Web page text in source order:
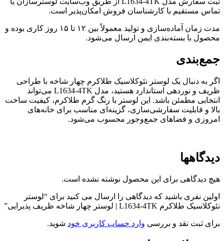
تماس مستقیم با کارشناسان فروش امکان‌پذیر است.
مدت زمان آماده‌سازی و تولید معمولاً بین ۱۲ تا ۱۵ روز کاری بوده و
محصول با بسته‌بندی ایمن ارسال می‌شود.
جمع‌بندی
اگر به دنبال یک لوستر نئوکلاسیک طلاکرم چهار شاخه با طراحی
ظریف و نوردهی استاندارد هستید، مدل L1634-4TK می‌تواند
انتخابی مطمئن باشد. این لوستر با رنگ گرم طلاکرم، کیفیت ساخت
بالا و قابلیت سفارشی‌سازی، گزینه‌ای مناسب برای خانه‌های
امروزی و فضاهای جمع‌وجور محسوب می‌شود.
دیدگاهها
هیچ دیدگاهی برای این محصول نوشته نشده است.
اولین نفری باشید که دیدگاهی را ارسال می کنید برای “لوستر
نئوکلاسیک طلاکرم L1634-4TK | لوستر چهار شاخه ظریف پذیرایی”
برای ثبت نقد و بررسی وارد حساب کاربری خود شوید.